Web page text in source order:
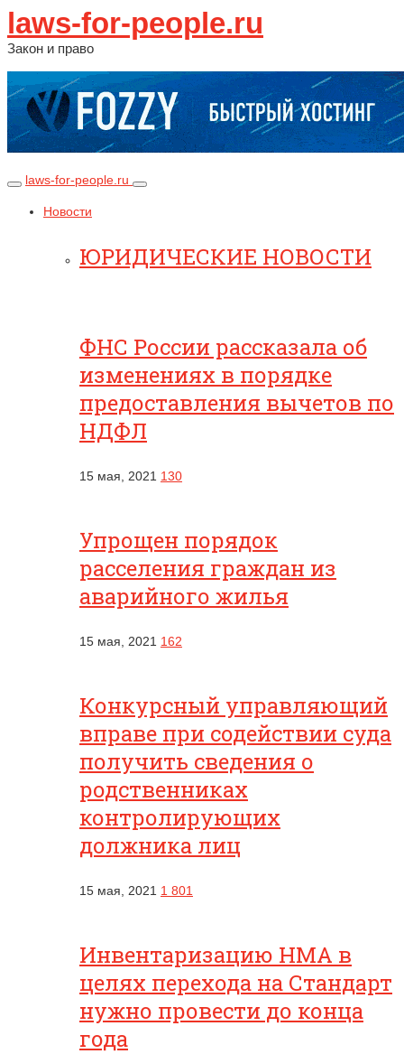
laws-for-people.ru
Закон и право
laws-for-people.ru
Новости
ЮРИДИЧЕСКИЕ НОВОСТИ
ФНС России рассказала об
изменениях в порядке
предоставления вычетов по
НДФЛ
15 мая, 2021 130
Упрощен порядок
расселения граждан из
аварийного жилья
15 мая, 2021 162
Конкурсный управляющий
вправе при содействии суда
получить сведения о
родственниках
контролирующих
должника лиц
15 мая, 2021 1 801
Инвентаризацию НМА в
целях перехода на Стандарт
нужно провести до конца
года